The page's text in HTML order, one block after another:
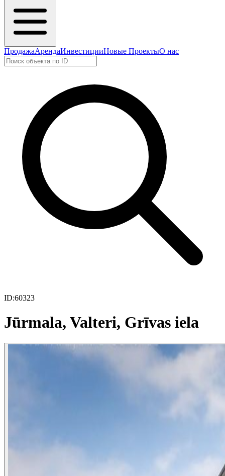
ПродажаАрендаИнвестицииНовые ПроектыО нас
ID:60323
Jūrmala, Valteri, Grīvas iela